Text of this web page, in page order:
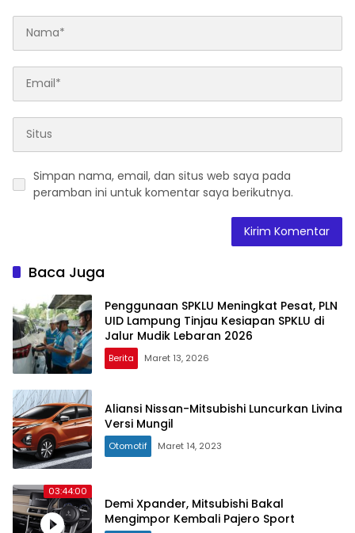
Simpan nama, email, dan situs web saya pada
peramban ini untuk komentar saya berikutnya.
Baca Juga
Penggunaan SPKLU Meningkat Pesat, PLN
UID Lampung Tinjau Kesiapan SPKLU di
Jalur Mudik Lebaran 2026
Berita Maret 13, 2026
Aliansi Nissan-Mitsubishi Luncurkan Livina
Versi Mungil
Otomotif Maret 14, 2023
03:44:00
Demi Xpander, Mitsubishi Bakal
Mengimpor Kembali Pajero Sport